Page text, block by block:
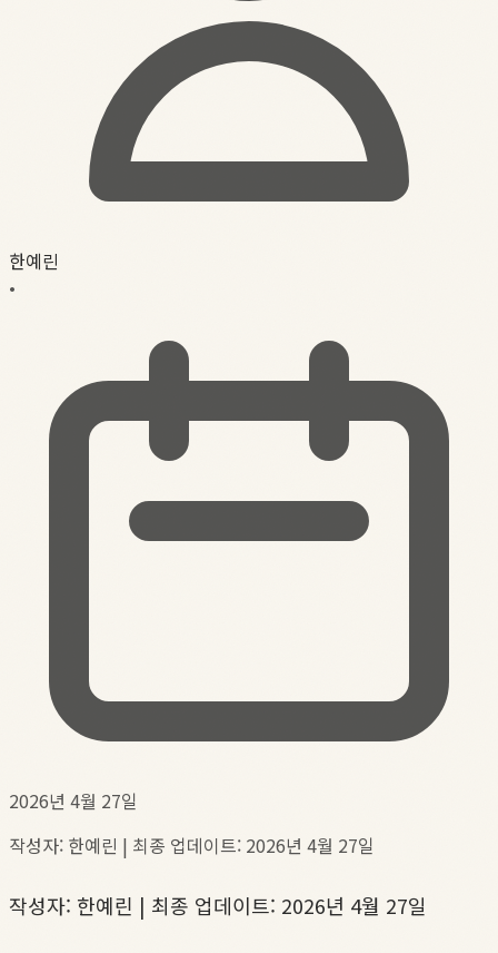
한예린
•
2026년 4월 27일
작성자: 한예린 | 최종 업데이트: 2026년 4월 27일
작성자: 한예린 | 최종 업데이트: 2026년 4월 27일